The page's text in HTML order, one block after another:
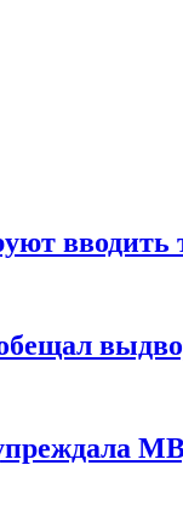
вводить